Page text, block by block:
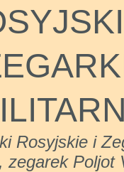
Rosyjskie i
zegarek Poljot